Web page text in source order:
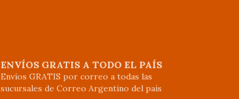
ENVÍOS GRATIS A TODO EL PAÍS
Envíos GRATIS por correo a todas las
sucursales de Correo Argentino del país